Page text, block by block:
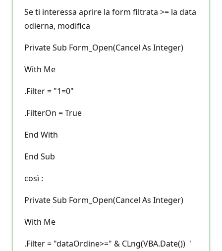
Se ti interessa aprire la form filtrata >= la data
odierna, modifica
Private Sub Form_Open(Cancel As Integer)
With Me
.Filter = "1=0"
.FilterOn = True
End With
End Sub
così :
Private Sub Form_Open(Cancel As Integer)
With Me
.Filter = "dataOrdine>=" & CLng(VBA.Date()) '